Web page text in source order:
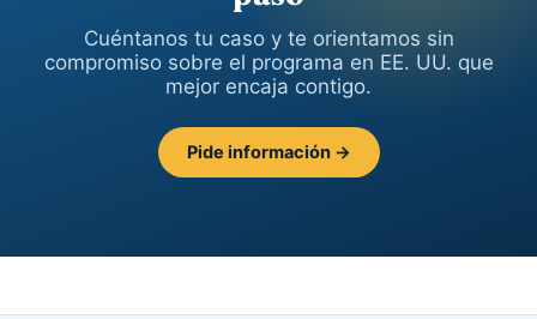
Cuéntanos tu caso y te orientamos sin
compromiso sobre el programa en EE. UU. que
mejor encaja contigo.
Pide información →